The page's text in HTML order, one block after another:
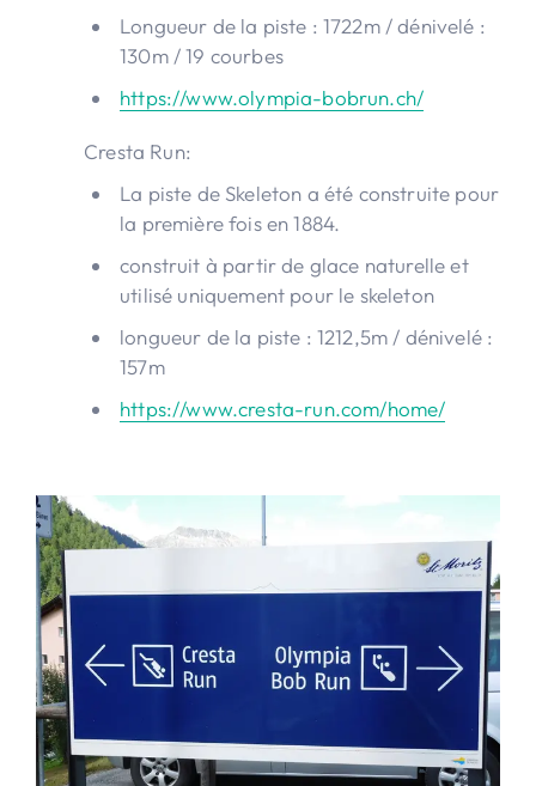
Longueur de la piste : 1722m / dénivelé :
130m / 19 courbes
https://www.olympia-bobrun.ch/
Cresta Run:
La piste de Skeleton a été construite pour
la première fois en 1884.
construit à partir de glace naturelle et
utilisé uniquement pour le skeleton
longueur de la piste : 1212,5m / dénivelé :
157m
https://www.cresta-run.com/home/